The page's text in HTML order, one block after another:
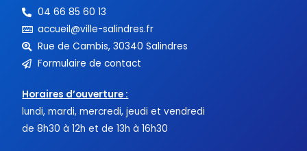
04 66 85 60 13
accueil@ville-salindres.fr
Rue de Cambis, 30340 Salindres
Formulaire de contact
Horaires d’ouverture :
lundi, mardi, mercredi, jeudi et vendredi
de 8h30 à 12h et de 13h à 16h30